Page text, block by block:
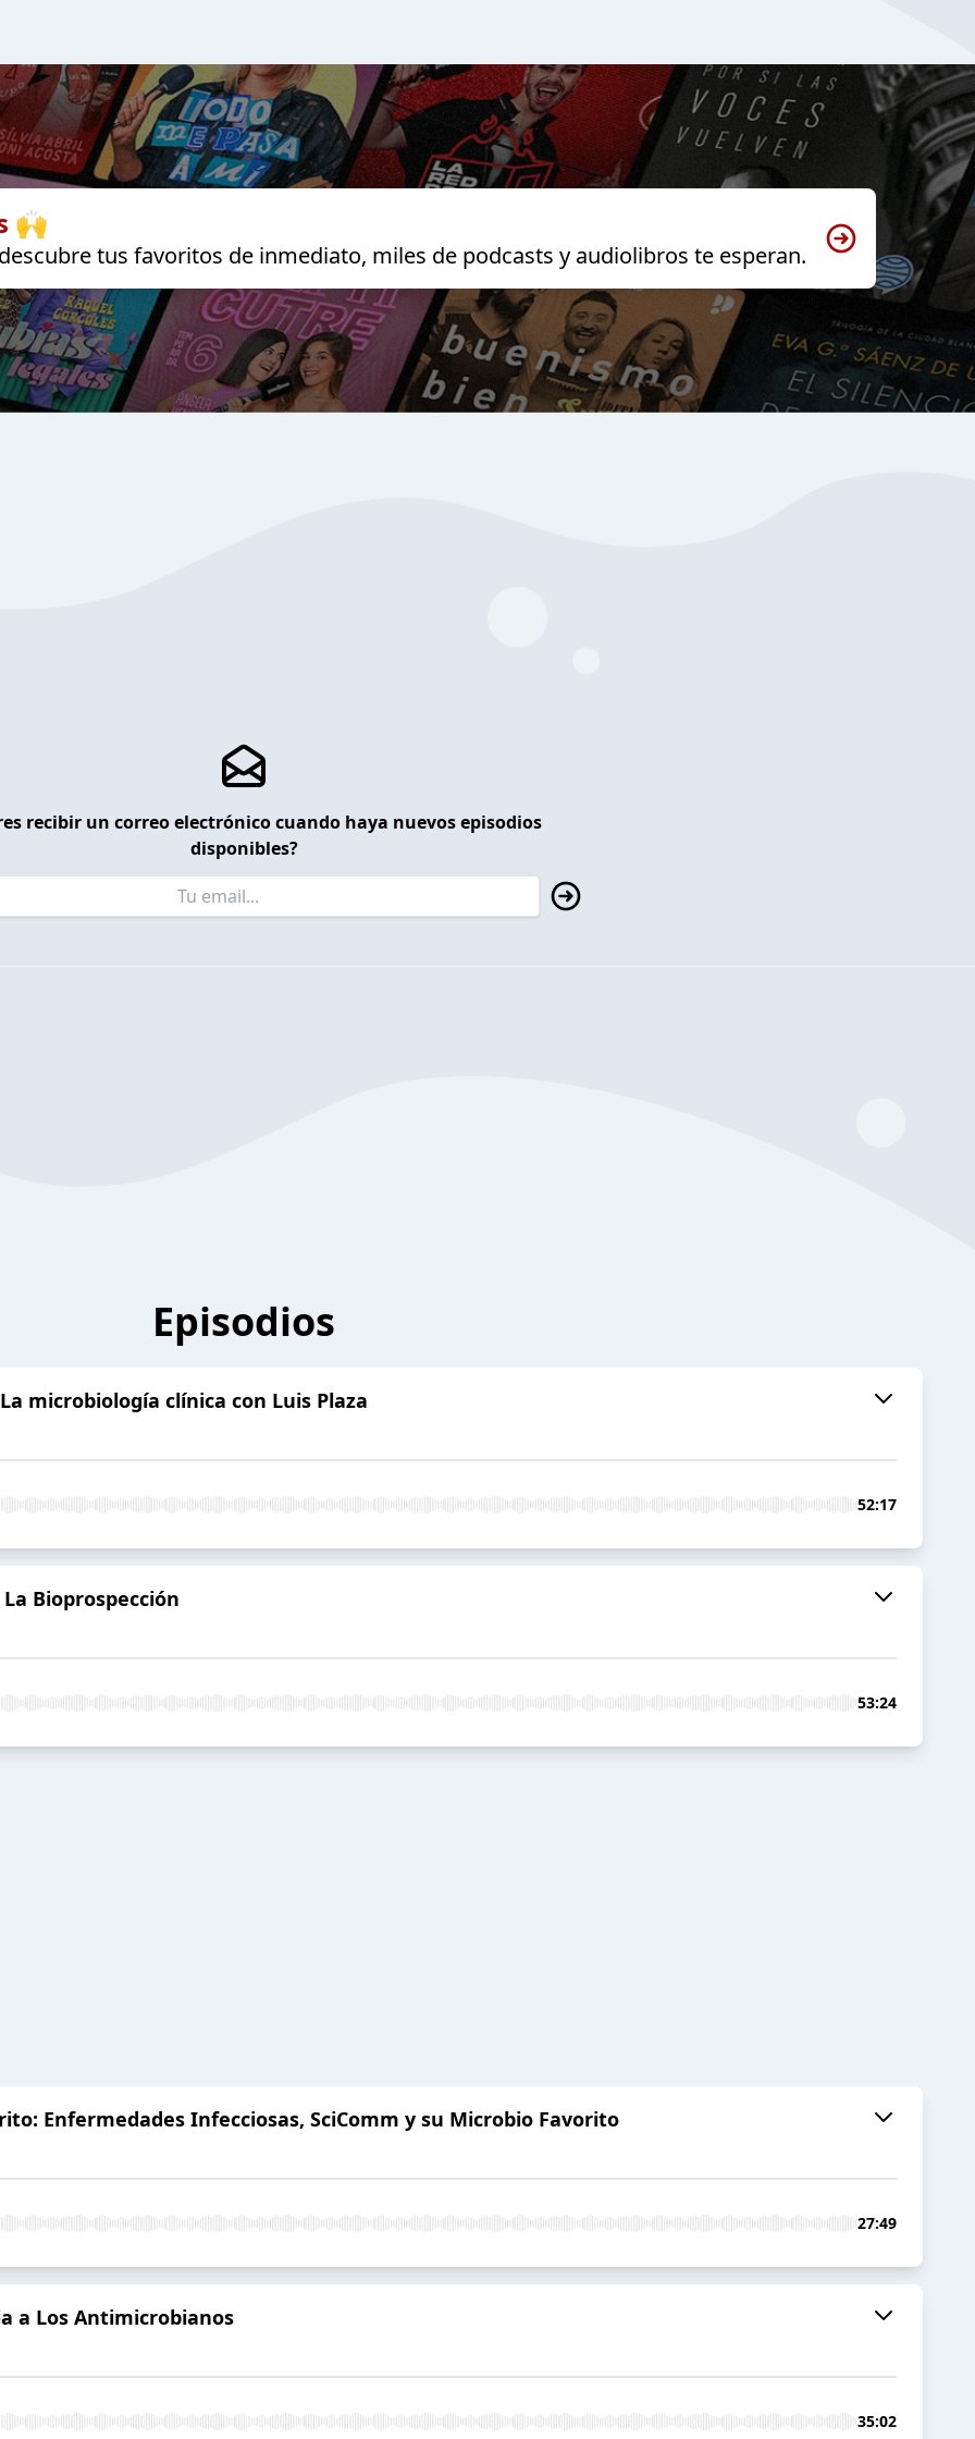
🙌
tus favoritos de inmediato, miles de podcasts y audiolibros te esperan.
recibir un correo electrónico cuando haya nuevos episodios
disponibles?
Episodios
microbiología clínica con Luis Plaza
52:17
Bioprospección
53:24
Enfermedades Infecciosas, SciComm y su Microbio Favorito
27:49
a Los Antimicrobianos
35:02